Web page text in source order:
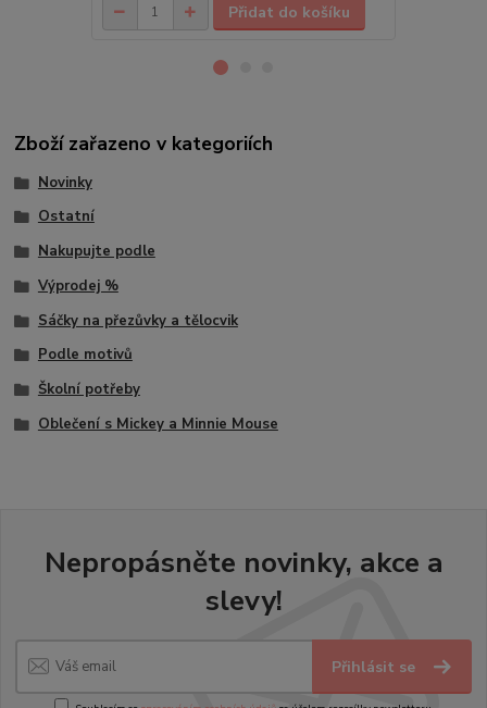
Přidat do košíku
Zboží zařazeno v kategoriích
Novinky
Ostatní
Nakupujte podle
Výprodej %
Sáčky na přezůvky a tělocvik
Podle motivů
Školní potřeby
Oblečení s Mickey a Minnie Mouse
Nepropásněte novinky, akce a
slevy!
Přihlásit se